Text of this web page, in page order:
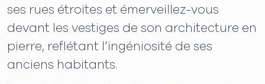
ses rues étroites et émerveillez-vous
devant les vestiges de son architecture en
pierre, reflétant l’ingéniosité de ses
anciens habitants.